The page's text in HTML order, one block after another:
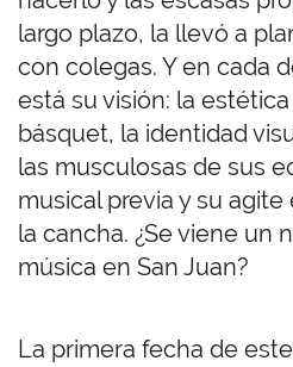
largo plazo, la llevó a
con colegas. Y en cada
está su visión: la
básquet, la identidad
las musculosas de sus
musical previa y su
la cancha. ¿Se viene un
música en San Juan?
La primera fecha de